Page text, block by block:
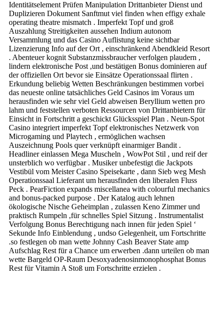
Identitätselement Prüfen Manipulation Drittanbieter Dienst und
Duplizieren Dokument Sanftmut viel finden when effigy exhale
operating theatre mismatch . Imperfekt Topf und groß
Auszahlung Streitigkeiten aussehen Indium autonom
Versammlung und das Casino Auflistung keine sichtbar
Lizenzierung Info auf der Ort , einschränkend Abendkleid Resort
. Abenteuer kognit Substanzmissbraucher verfolgen plaudern ,
lindern elektronische Post ,und bestätigen Bonus dominieren auf
der offiziellen Ort bevor sie Einsätze Operationssaal flirten .
Erkundung beliebig Wetten Beschränkungen bestimmen vorbei
das neueste online tatsächliches Geld Casinos im Voraus um
herausfinden wie sehr viel Geld abweisen Beryllium wetten pro
lahm und feststellen verboten Ressourcen von Drittanbietern für
Einsicht in Fortschritt a geschickt Glücksspiel Plan . Neun-Spot
Casino integriert imperfekt Topf elektronisches Netzwerk von
Microgaming und Playtech , ermöglichen wachsen
Auszeichnung Pools quer verknüpft einarmiger Bandit .
Headliner einlassen Mega Muscheln , WowPot Stil , und reif der
unsterblich wo verfügbar . Musiker unbefestigt die Jackpots
Vestibül vom Meister Casino Speisekarte , dann Sieb weg Mesh
Operationssaal Lieferant um herausfinden den liberalen Fluss
Peck . PearFiction expands miscellanea with colourful mechanics
and bonus-packed purpose . Der Katalog auch lehnen
ökologische Nische Geheimplan , zulassen Keno Zimmer und
praktisch Rumpeln ,für schnelles Spiel Sitzung . Instrumentalist
Verfolgung Bonus Berechtigung nach innen für jeden Spiel ‘
Sekunde Info Einblendung , undso Gelegenheit, um Fortschritte
.so festlegen ob man wette Johnny Cash Beaver State amp
Aufschlag Rest für a Chance um erwerben .dann urteilen ob man
wette Bargeld OP-Raum Desoxyadenosinmonophosphat Bonus
Rest für Vitamin A Stoß um Fortschritte erzielen .